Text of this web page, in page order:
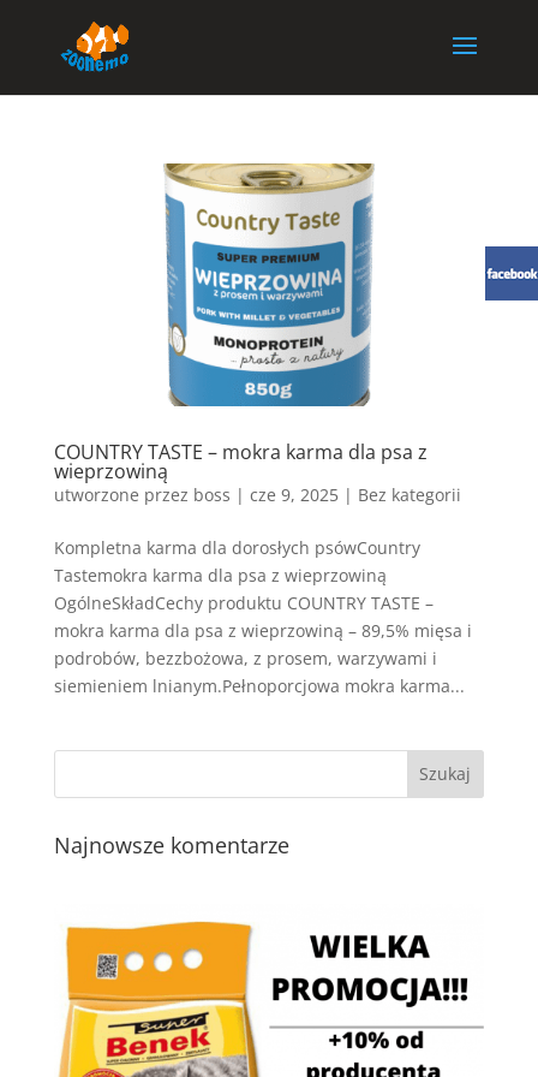
COUNTRY TASTE – mokra karma dla psa z
wieprzowiną
utworzone przez boss | cze 9, 2025| Bez kategorii
Kompletna karma dla dorosłych psówCountry
Tastemokra karma dla psa z wieprzowiną
OgólneSkładCechy produktu COUNTRY TASTE –
mokra karma dla psa z wieprzowiną – 89,5% mięsa i
podrobów, bezzbożowa, z prosem, warzywami i
siemieniem lnianym.Pełnoporcjowa mokra karma...
Najnowsze komentarze